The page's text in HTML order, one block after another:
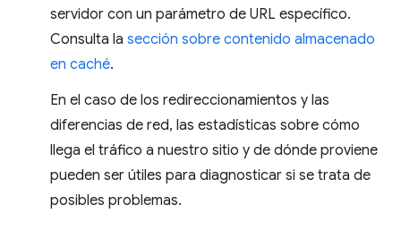
servidor con un parámetro de URL específico.
Consulta la sección sobre contenido almacenado
en caché.
En el caso de los redireccionamientos y las
diferencias de red, las estadísticas sobre cómo
llega el tráfico a nuestro sitio y de dónde proviene
pueden ser útiles para diagnosticar si se trata de
posibles problemas.